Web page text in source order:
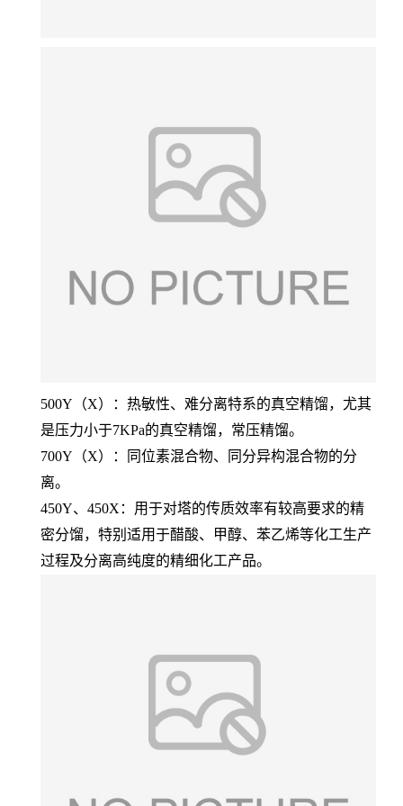
500Y（X）：热敏性、难分离特系的真空精馏，尤其
是压力小于7KPa的真空精馏，常压精馏。
700Y（X）：同位素混合物、同分异构混合物的分
离。
450Y、450X：用于对塔的传质效率有较高要求的精
密分馏，特别适用于醋酸、甲醇、苯乙烯等化工生产
过程及分离高纯度的精细化工产品。